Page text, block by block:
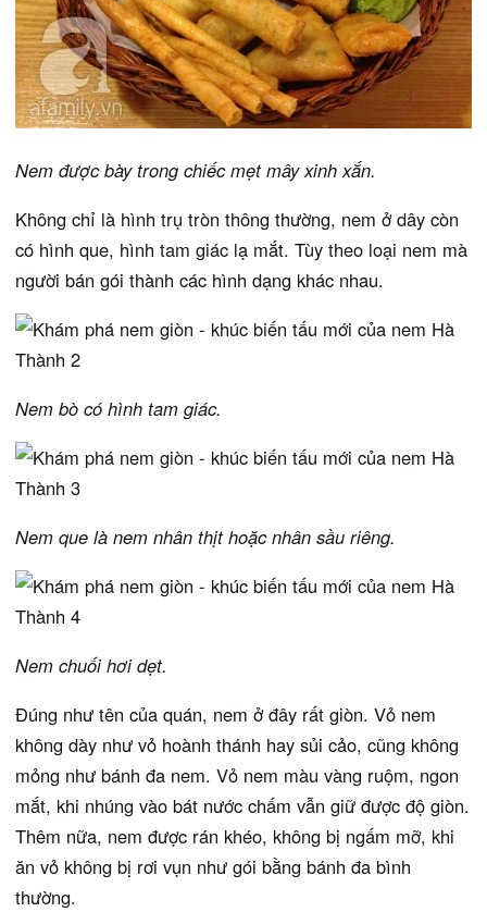
Nem được bày trong chiếc mẹt mây xinh xắn.
Không chỉ là hình trụ tròn thông thường, nem ở dây còn
có hình que, hình tam giác lạ mắt. Tùy theo loại nem mà
người bán gói thành các hình dạng khác nhau.
Nem bò có hình tam giác.
Nem que là nem nhân thịt hoặc nhân sầu riêng.
Nem chuối hơi dẹt.
Đúng như tên của quán, nem ở đây rất giòn. Vỏ nem
không dày như vỏ hoành thánh hay sủi cảo, cũng không
mỏng như bánh đa nem. Vỏ nem màu vàng ruộm, ngon
mắt, khi nhúng vào bát nước chấm vẫn giữ được độ giòn.
Thêm nữa, nem được rán khéo, không bị ngấm mỡ, khi
ăn vỏ không bị rơi vụn như gói bằng bánh đa bình
thường.